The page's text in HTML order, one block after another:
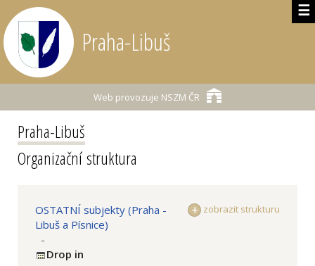
☰
Praha-Libuš
Web provozuje NSZM ČR
Praha-Libuš
Organizační struktura
zobrazit strukturu
OSTATNÍ subjekty (Praha -
Libuš a Písnice)
-
Drop in